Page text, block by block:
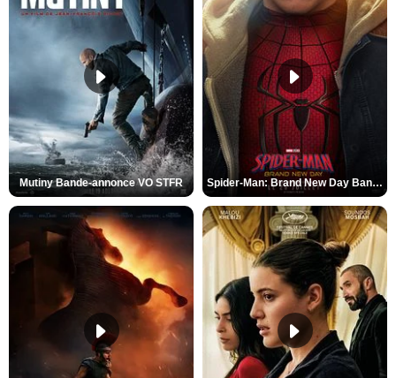
Mutiny Bande-annonce VO STFR Spider-Man: Brand New Day Bande-annonce VO STFR